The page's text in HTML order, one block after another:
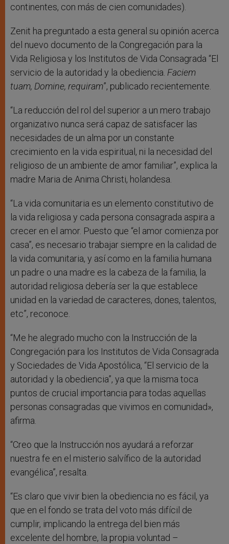
continentes, con más de cien comunidades).
Zenit ha preguntado a esta general su opinión acerca
del nuevo documento de la Congregación para la
Vida Religiosa y los Institutos de Vida Consagrada “El
servicio de la autoridad y la obediencia. Faciem
tuam, Domine, requiram”, publicado recientemente.
“La reducción del rol del superior a un mero trabajo
organizativo nunca será capaz de satisfacer las
necesidades de un alma por un constante
crecimiento en la vida espiritual, ni la necesidad del
religioso de un ambiente de amor familiar”, explica la
madre Maria de Anima Christi, holandesa.
“La vida comunitaria es un elemento constitutivo de
la vida religiosa y cada persona consagrada aspira a
crecer en el amor. Puesto que “el amor comienza por
casa”, es necesario trabajar siempre en la calidad de
la vida comunitaria, y así como en la familia humana
un padre o una madre es la cabeza de la familia, la
autoridad religiosa debería ser la que establece
unidad en la variedad de caracteres, dones, talentos,
etc”, reconoce.
“Me he alegrado mucho con la Instrucción de la
Congregación para los Institutos de Vida Consagrada
y Sociedades de Vida Apostólica, “El servicio de la
autoridad y la obediencia”, ya que la misma toca
puntos de crucial importancia para todas aquellas
personas consagradas que vivimos en comunidad»,
afirma.
“Creo que la Instrucción nos ayudará a reforzar
nuestra fe en el misterio salvífico de la autoridad
evangélica”, resalta.
“Es claro que vivir bien la obediencia no es fácil, ya
que en el fondo se trata del voto más difícil de
cumplir, implicando la entrega del bien más
excelente del hombre, la propia voluntad –